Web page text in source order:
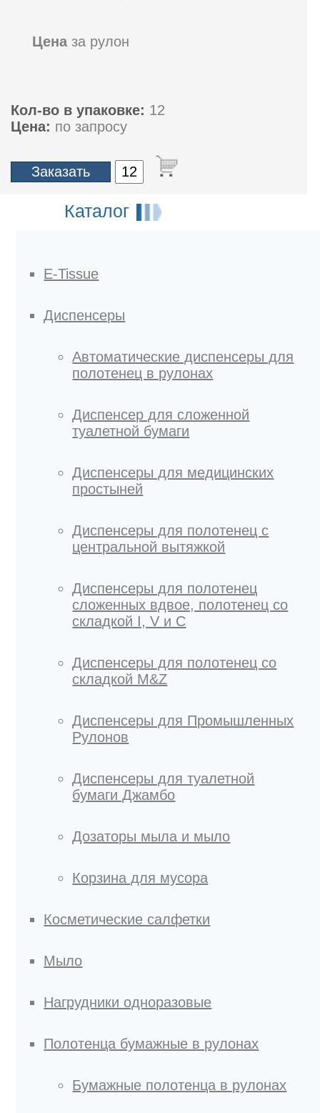
Ценаза рулон
Кол-во в упаковке: 12
Цена: по запросу
Каталог
E-Tissue
Диспенсеры
Автоматические диспенсеры для
полотенец в рулонах
Диспенсер для сложенной
туалетной бумаги
Диспенсеры для медицинских
простыней
Диспенсеры для полотенец с
центральной вытяжкой
Диспенсеры для полотенец
сложенных вдвое, полотенец со
складкой I, V и C
Диспенсеры для полотенец со
складкой M&Z
Диспенсеры для Промышленных
Рулонов
Диспенсеры для туалетной
бумаги Джамбо
Дозаторы мыла и мыло
Корзина для мусора
Косметические салфетки
Мыло
Нагрудники одноразовые
Полотенца бумажные в рулонах
Бумажные полотенца в рулонах